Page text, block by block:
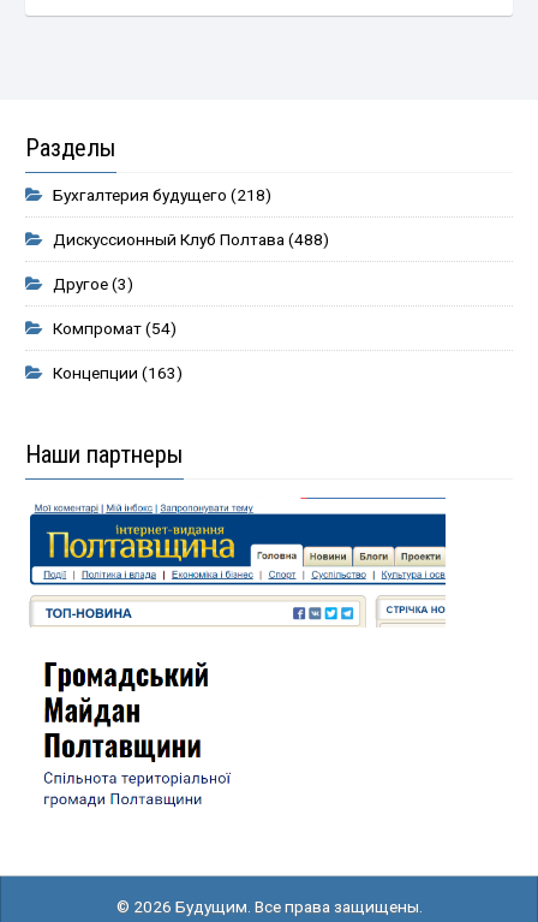
Разделы
Бухгалтерия будущего (218)
Дискуссионный Клуб Полтава(488)
Другое(3)
Компромат(54)
Концепции (163)
Наши партнеры
© 2026 Будущим. Все права защищены.